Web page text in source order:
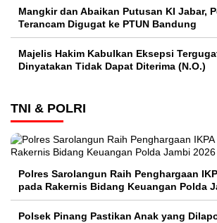
Mangkir dan Abaikan Putusan KI Jabar,
Terancam Digugat ke PTUN Bandung
Majelis Hakim Kabulkan Eksepsi
Dinyatakan Tidak Dapat Diterima (N.O.)
TNI & POLRI
Polres Sarolangun Raih Penghargaan
pada Rakernis Bidang Keuangan Polda
Polsek Pinang Pastikan Anak yang